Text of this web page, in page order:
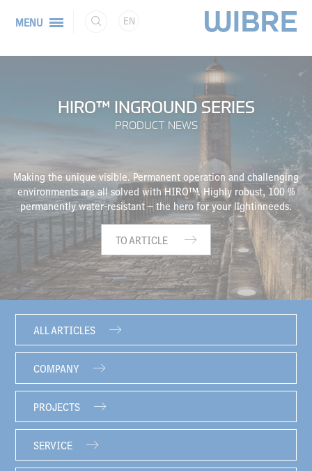
MENU EN
HIRO™ INGROUND SERIES
PRODUCT NEWS
Making the unique visible. Permanent operation and challenging
environments are all solved with HIRO™. Highly robust, 100 %
permanently water-resistant – the hero for your lightinneeds.
TO ARTICLE
ALL ARTICLES
COMPANY
PROJECTS
SERVICE